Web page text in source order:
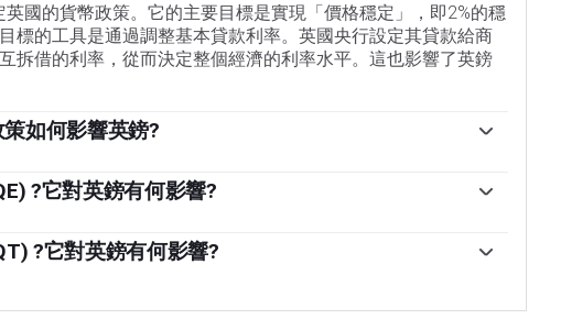
英國的貨幣政策。它的主要目標是實現「價格穩定」，即2%的穩
標的工具是通過調整基本貸款利率。英國央行設定其貸款給商
拆借的利率，從而決定整個經濟的利率水平。這也影響了英鎊
如何影響英鎊?
這對英鎊有利，因為更高的利率使英國成為對全球投資者更具
本，希望企業將貸款用於投資於促進增長的項目——這對英鎊不
?它對英鎊有何影響?
中大幅增加信貸流動的過程。當降低利率無法達到必要效果
?它對英鎊有何影響?
機構購買政府和公司債券，以鼓勵它們放貸;在QT中，英國央行